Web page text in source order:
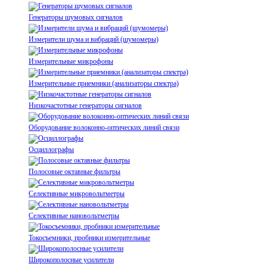
Генераторы шумовых сигналов
Измерители шума и вибраций (шумомеры)
Измерительные микрофоны
Измерительные приемники (анализаторы спектра)
Низкочастотные генераторы сигналов
Оборудование волоконно-оптических линий связи
Осциллографы
Полосовые октавные фильтры
Селективные микровольтметры
Селективные нановольтметры
Токосъемники, пробники измерительные
Широкополосные усилители